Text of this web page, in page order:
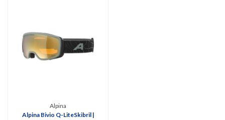
Alpina
Alpina Bivio Q-LiteSkibril |